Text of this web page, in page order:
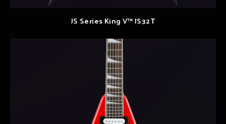
JS Series King V™ JS32T